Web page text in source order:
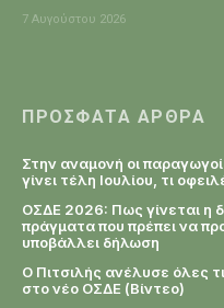
7 Αυγούστου 2026
ΠΡΌΣΦΑΤΑ ΆΡΘΡΑ
Στην αναμονή οι
γίνει τέλη Ιουλίου, τι
ΟΣΔΕ 2026: Πως γίνεται η
πράγματα που πρέπει να
υποβάλλει δήλωση
Ο Πιτσιλής ανέλυσε όλες
στο νέο ΟΣΔΕ (Βίντεο)